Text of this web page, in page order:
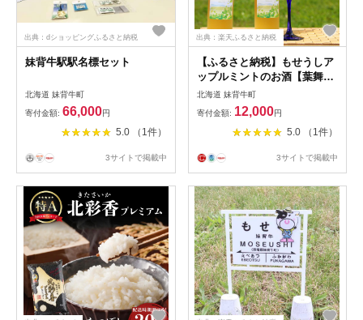
出典：dショッピングふるさと納税
妹背牛駅駅名標セット
北海道 妹背牛町
寄付金額: 66,000円
5.0 （1件）
3サイトで掲載中
出典：楽天ふるさと納税
【ふるさと納税】もせうしア
ップルミントのお酒【葉舞な
里から】2本セット
北海道 妹背牛町
寄付金額: 12,000円
5.0 （1件）
3サイトで掲載中